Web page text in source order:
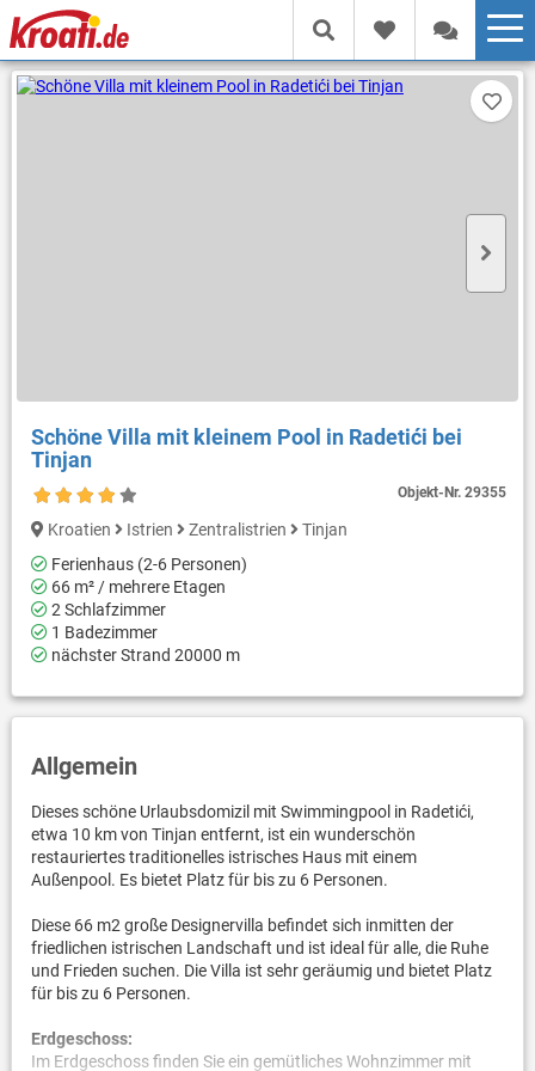
Schöne Villa mit kleinem Pool in Radetići bei
Tinjan
Objekt-Nr.29355
Kroatien Istrien Zentralistrien
Tinjan
Ferienhaus (2-6 Personen)
66 m² / mehrere Etagen
2 Schlafzimmer
1 Badezimmer
nächster Strand 20000 m
Allgemein
Dieses schöne Urlaubsdomizil mit Swimmingpool in Radetići,
etwa 10 km von Tinjan entfernt, ist ein wunderschön
restauriertes traditionelles istrisches Haus mit einem
Außenpool. Es bietet Platz für bis zu 6 Personen.
Diese 66 m2 große Designervilla befindet sich inmitten der
friedlichen istrischen Landschaft und ist ideal für alle, die Ruhe
und Frieden suchen. Die Villa ist sehr geräumig und bietet Platz
für bis zu 6 Personen.
Erdgeschoss:
Im Erdgeschoss finden Sie ein gemütliches Wohnzimmer mit